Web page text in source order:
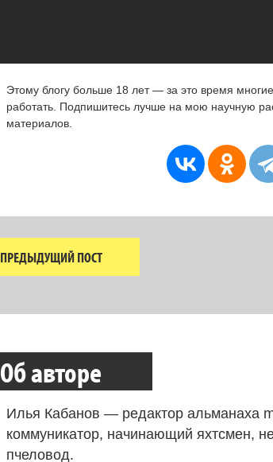
Этому блогу больше 18 лет — за это время
работать. Подпишитесь лучше на мою научную
материалов.
ПРЕДЫДУЩИЙ ПОСТ
Об авторе
Илья Кабанов — редактор альманаха
коммуникатор, начинающий яхтсмен,
пчеловод.